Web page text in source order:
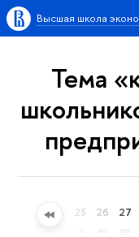
Высшая школа
Тема
24 25 26 27
пн